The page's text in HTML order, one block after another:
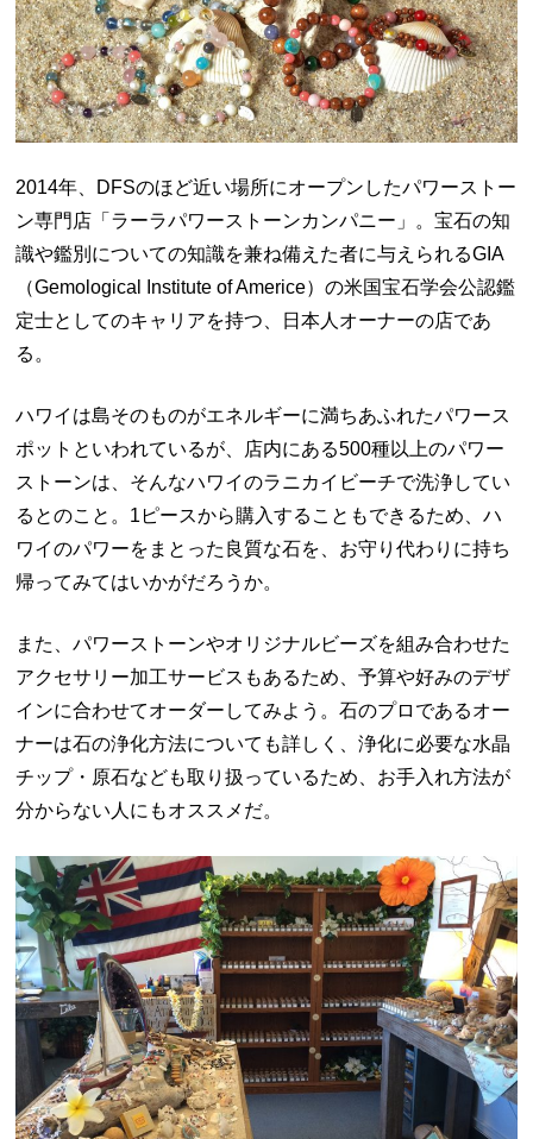
2014年、 DFSのほど近い場所にオープンしたパワーストー
ン専門店「ラーラパワーストーンカンパニー」。宝石の知
識や鑑別についての知識を兼ね備えた者に与えられるGIA
（Gemological Institute of Americe）の米国宝石学会公認鑑
定士としてのキャリアを持つ、日本人オーナーの店であ
る。
ハワイは島そのものがエネルギーに満ちあふれたパワース
ポットといわれているが、店内にある500種以上のパワー
ストーンは、そんなハワイのラニカイビーチで洗浄してい
るとのこと。 1 ピースから購入することもできるため、ハ
ワイのパワーをまとった良質な石を、お守り代わりに持ち
帰ってみてはいかがだろうか。
また、パワーストーンやオリジナルビーズを組み合わせた
アクセサリー加工サービスもあるため、予算や好みのデザ
インに合わせてオーダーしてみよう。石のプロであるオー
ナーは石の浄化方法についても詳しく、浄化に必要な水晶
チップ・原石なども取り扱っているため、お手入れ方法が
分からない人にもオススメだ。